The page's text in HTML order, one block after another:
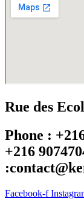
Rue des
Phone :
+216
Facebook-f